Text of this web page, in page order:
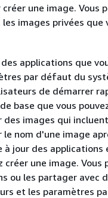
une image. Vous
images privées que
applications que
par défaut du
de démarrer
base que vous
images qui
le nom d'une image
jour des
créer une image. Vous
ou les partager avec
et les paramètres